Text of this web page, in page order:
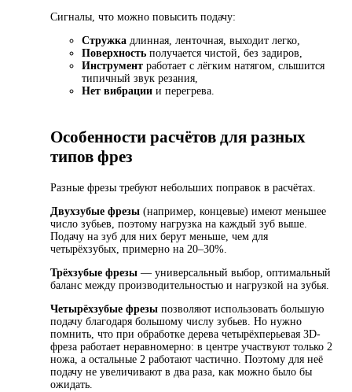
Сигналы, что можно повысить подачу:
Стружка длинная, ленточная, выходит легко,
Поверхность получается чистой, без задиров,
Инструмент работает с лёгким натягом, слышится
типичный звук резания,
Нет вибрации и перегрева.
Особенности расчётов для разных
типов фрез
Разные фрезы требуют небольших поправок в расчётах.
Двухзубые фрезы (например, концевые) имеют меньшее
число зубьев, поэтому нагрузка на каждый зуб выше.
Подачу на зуб для них берут меньше, чем для
четырёхзубых, примерно на 20–30%.
Трёхзубые фрезы — универсальный выбор, оптимальный
баланс между производительностью и нагрузкой на зубья.
Четырёхзубые фрезы позволяют использовать большую
подачу благодаря большому числу зубьев. Но нужно
помнить, что при обработке дерева четырёхперьевая 3D-
фреза работает неравномерно: в центре участвуют только 2
ножа, а остальные 2 работают частично. Поэтому для неё
подачу не увеличивают в два раза, как можно было бы
ожидать.